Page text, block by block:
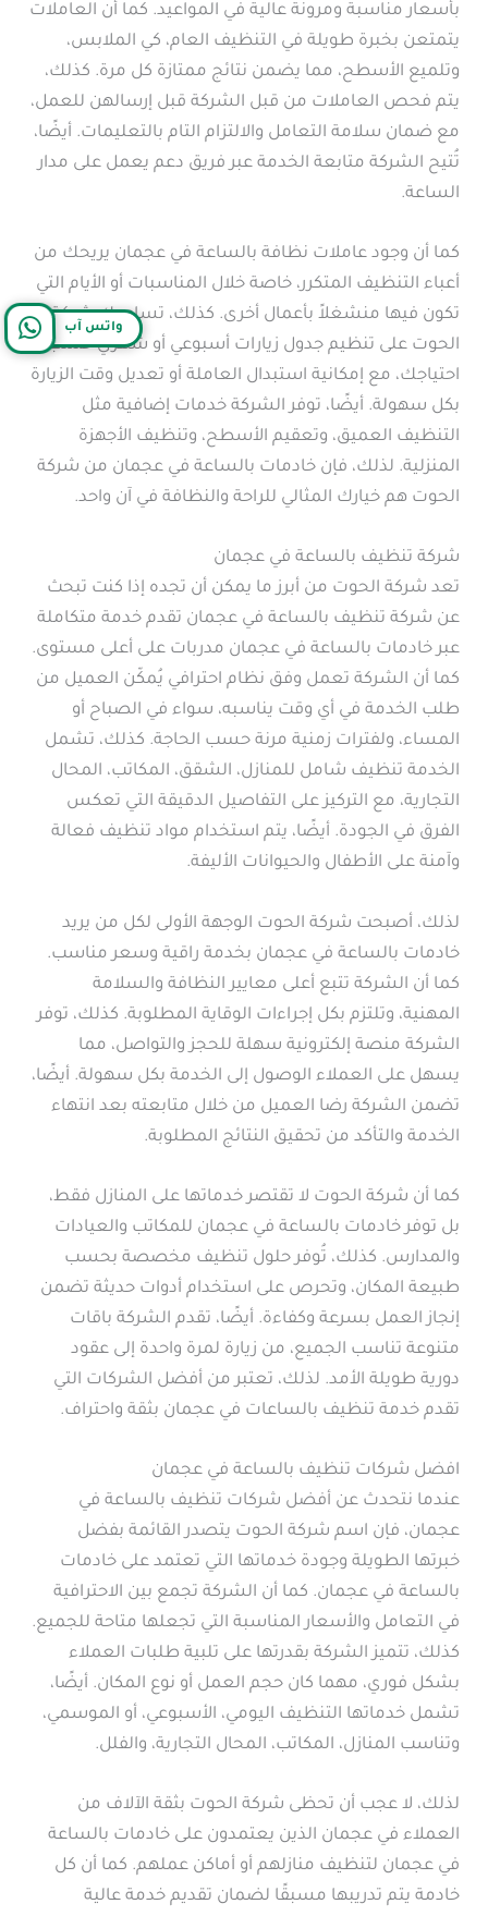
بأسعار مناسبة ومرونة عالية في المواعيد. كما أن العاملات
يتمتعن بخبرة طويلة في التنظيف العام، كي الملابس،
وتلميع الأسطح، مما يضمن نتائج ممتازة كل مرة. كذلك،
يتم فحص العاملات من قبل الشركة قبل إرسالهن للعمل،
مع ضمان سلامة التعامل والالتزام التام بالتعليمات. أيضًا،
تُتيح الشركة متابعة الخدمة عبر فريق دعم يعمل على مدار
الساعة.
كما أن وجود عاملات نظافة بالساعة في عجمان يريحك من
أعباء التنظيف المتكرر، خاصة خلال المناسبات أو الأيام التي
تكون فيها منشغلاً بأعمال أخرى. كذلك، تساعدك شركة
الحوت على تنظيم جدول زيارات أسبوعي أو شهري حسب
احتياجك، مع إمكانية استبدال العاملة أو تعديل وقت الزيارة
بكل سهولة. أيضًا، توفر الشركة خدمات إضافية مثل
التنظيف العميق، وتعقيم الأسطح، وتنظيف الأجهزة
المنزلية. لذلك، فإن خادمات بالساعة في عجمان من شركة
الحوت هم خيارك المثالي للراحة والنظافة في آن واحد.
شركة تنظيف بالساعة في عجمان
تعد شركة الحوت من أبرز ما يمكن أن تجده إذا كنت تبحث
عن شركة تنظيف بالساعة في عجمان تقدم خدمة متكاملة
عبر خادمات بالساعة في عجمان مدربات على أعلى مستوى.
كما أن الشركة تعمل وفق نظام احترافي يُمكّن العميل من
طلب الخدمة في أي وقت يناسبه، سواء في الصباح أو
المساء، ولفترات زمنية مرنة حسب الحاجة. كذلك، تشمل
الخدمة تنظيف شامل للمنازل، الشقق، المكاتب، المحال
التجارية، مع التركيز على التفاصيل الدقيقة التي تعكس
الفرق في الجودة. أيضًا، يتم استخدام مواد تنظيف فعالة
وآمنة على الأطفال والحيوانات الأليفة.
لذلك، أصبحت شركة الحوت الوجهة الأولى لكل من يريد
خادمات بالساعة في عجمان بخدمة راقية وسعر مناسب.
كما أن الشركة تتبع أعلى معايير النظافة والسلامة
المهنية، وتلتزم بكل إجراءات الوقاية المطلوبة. كذلك، توفر
الشركة منصة إلكترونية سهلة للحجز والتواصل، مما
يسهل على العملاء الوصول إلى الخدمة بكل سهولة. أيضًا،
تضمن الشركة رضا العميل من خلال متابعته بعد انتهاء
الخدمة والتأكد من تحقيق النتائج المطلوبة.
كما أن شركة الحوت لا تقتصر خدماتها على المنازل فقط،
بل توفر خادمات بالساعة في عجمان للمكاتب والعيادات
والمدارس. كذلك، تُوفر حلول تنظيف مخصصة بحسب
طبيعة المكان، وتحرص على استخدام أدوات حديثة تضمن
إنجاز العمل بسرعة وكفاءة. أيضًا، تقدم الشركة باقات
متنوعة تناسب الجميع، من زيارة لمرة واحدة إلى عقود
دورية طويلة الأمد. لذلك، تعتبر من أفضل الشركات التي
تقدم خدمة تنظيف بالساعات في عجمان بثقة واحتراف.
افضل شركات تنظيف بالساعة في عجمان
عندما نتحدث عن أفضل شركات تنظيف بالساعة في
عجمان، فإن اسم شركة الحوت يتصدر القائمة بفضل
خبرتها الطويلة وجودة خدماتها التي تعتمد على خادمات
بالساعة في عجمان. كما أن الشركة تجمع بين الاحترافية
في التعامل والأسعار المناسبة التي تجعلها متاحة للجميع.
كذلك، تتميز الشركة بقدرتها على تلبية طلبات العملاء
بشكل فوري، مهما كان حجم العمل أو نوع المكان. أيضًا،
تشمل خدماتها التنظيف اليومي، الأسبوعي، أو الموسمي،
وتناسب المنازل، المكاتب، المحال التجارية، والفلل.
لذلك، لا عجب أن تحظى شركة الحوت بثقة الآلاف من
العملاء في عجمان الذين يعتمدون على خادمات بالساعة
في عجمان لتنظيف منازلهم أو أماكن عملهم. كما أن كل
خادمة يتم تدريبها مسبقًا لضمان تقديم خدمة عالية
واتس آب